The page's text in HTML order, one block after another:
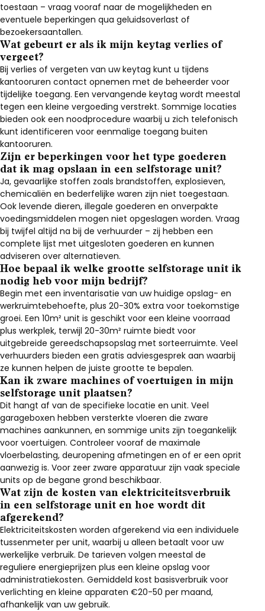
toestaan – vraag vooraf naar de mogelijkheden en
eventuele beperkingen qua geluidsoverlast of
bezoekersaantallen.
Wat gebeurt er als ik mijn keytag verlies of
vergeet?
Bij verlies of vergeten van uw keytag kunt u tijdens
kantooruren contact opnemen met de beheerder voor
tijdelijke toegang. Een vervangende keytag wordt meestal
tegen een kleine vergoeding verstrekt. Sommige locaties
bieden ook een noodprocedure waarbij u zich telefonisch
kunt identificeren voor eenmalige toegang buiten
kantooruren.
Zijn er beperkingen voor het type goederen
dat ik mag opslaan in een selfstorage unit?
Ja, gevaarlijke stoffen zoals brandstoffen, explosieven,
chemicaliën en bederfelijke waren zijn niet toegestaan.
Ook levende dieren, illegale goederen en onverpakte
voedingsmiddelen mogen niet opgeslagen worden. Vraag
bij twijfel altijd na bij de verhuurder – zij hebben een
complete lijst met uitgesloten goederen en kunnen
adviseren over alternatieven.
Hoe bepaal ik welke grootte selfstorage unit ik
nodig heb voor mijn bedrijf?
Begin met een inventarisatie van uw huidige opslag- en
werkruimtebehoefte, plus 20-30% extra voor toekomstige
groei. Een 10m² unit is geschikt voor een kleine voorraad
plus werkplek, terwijl 20-30m² ruimte biedt voor
uitgebreide gereedschapsopslag met sorteerruimte. Veel
verhuurders bieden een gratis adviesgesprek aan waarbij
ze kunnen helpen de juiste grootte te bepalen.
Kan ik zware machines of voertuigen in mijn
selfstorage unit plaatsen?
Dit hangt af van de specifieke locatie en unit. Veel
garageboxen hebben versterkte vloeren die zware
machines aankunnen, en sommige units zijn toegankelijk
voor voertuigen. Controleer vooraf de maximale
vloerbelasting, deuropening afmetingen en of er een oprit
aanwezig is. Voor zeer zware apparatuur zijn vaak speciale
units op de begane grond beschikbaar.
Wat zijn de kosten van elektriciteitsverbruik
in een selfstorage unit en hoe wordt dit
afgerekend?
Elektriciteitskosten worden afgerekend via een individuele
tussenmeter per unit, waarbij u alleen betaalt voor uw
werkelijke verbruik. De tarieven volgen meestal de
reguliere energieprijzen plus een kleine opslag voor
administratiekosten. Gemiddeld kost basisverbruik voor
verlichting en kleine apparaten €20-50 per maand,
afhankelijk van uw gebruik.